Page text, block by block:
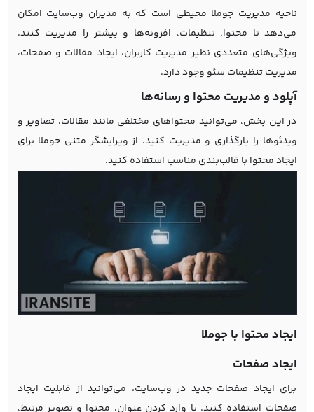
ناحیه مدیریت جوملا محیطی است که به مدیران وب‌سایت امکان
می‌دهد تا محتوا، تنظیمات، افزونه‌ها و بیشتر را مدیریت کنند.
ویژگی‌های متعددی نظیر مدیریت کاربران، ایجاد مقالات و صفحات،
مدیریت تنظیمات سئو وجود دارد.
آپلود و مدیریت محتوا و رسانه‌ها
در این بخش، می‌توانید محتواهای مختلفی مانند مقالات، تصاویر و
ویدئوها را بارگذاری و مدیریت کنید. از ویرایشگر متنی جوملا برای
ایجاد محتوا با قالب‌بندی مناسب استفاده کنید.
ایجاد محتوا با جوملا
ایجاد صفحات
برای ایجاد صفحات جدید در وب‌سایت، می‌توانید از قابلیت ایجاد
صفحات استفاده کنید. با وارد کردن عنوان، محتوا و تصویر مرتبط،